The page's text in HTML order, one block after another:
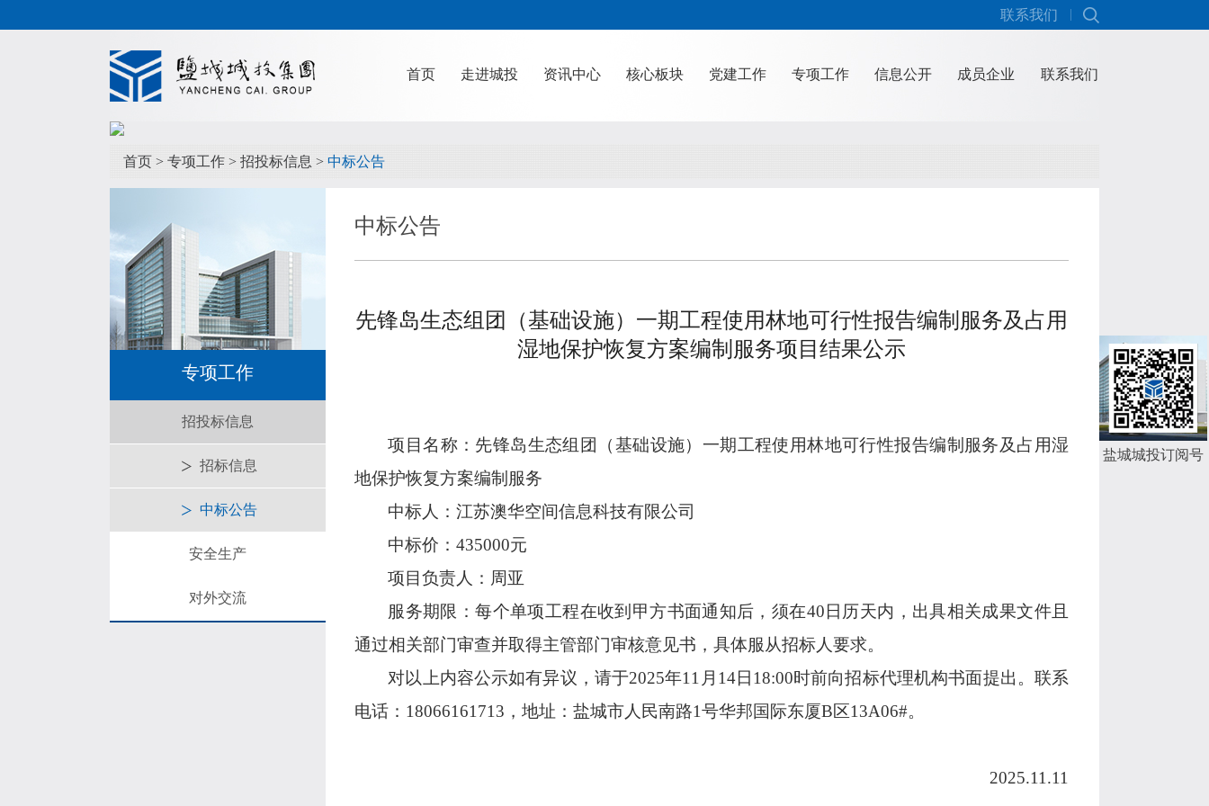
联系我们
首页 走进城投 资讯中心 核心板块 党建工作 专项工作 信息公开 成员企业 联系我们
首页 > 专项工作 > 招投标信息 > 中标公告
专项工作
招投标信息
招标信息
中标公告
安全生产
对外交流
中标公告
先锋岛生态组团（基础设施）一期工程使用林地可行性报告编制服务及占用
湿地保护恢复方案编制服务项目结果公示
项目名称：先锋岛生态组团（基础设施）一期工程使用林地可行性报告编制服务及占用湿
地保护恢复方案编制服务
中标人：江苏澳华空间信息科技有限公司
中标价：435000元
项目负责人：周亚
服务期限：每个单项工程在收到甲方书面通知后，须在40日历天内，出具相关成果文件且
通过相关部门审查并取得主管部门审核意见书，具体服从招标人要求。
对以上内容公示如有异议，请于2025年11 月 14日 18:00时前向招标代理机构书面提出。联系
电话：18066161713，地址：盐城市人民南路1号华邦国际东厦B区13A06#。
2025.11.11
盐城城投订阅号